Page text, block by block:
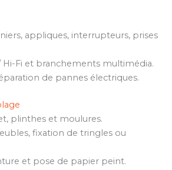
appliques, interrupteurs, prises
Hi-Fi et branchements multimédia.
de pannes électriques.
plinthes et moulures.
fixation de tringles ou
et pose de papier peint.